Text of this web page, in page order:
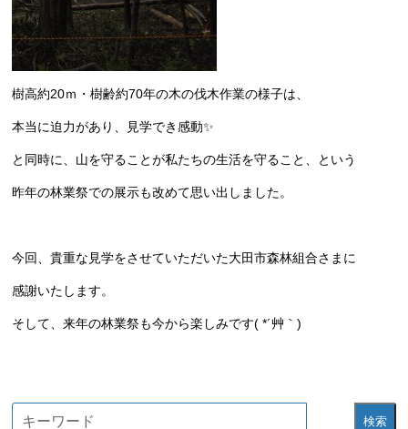
樹高約20ｍ・樹齢約70年の木の伐木作業の様子は、
本当に迫力があり、見学でき感動✨
と同時に、山を守ることが私たちの生活を守ること、という
昨年の林業祭での展示も改めて思い出しました。
今回、貴重な見学をさせていただいた大田市森林組合さまに
感謝いたします。
そして、来年の林業祭も今から楽しみです( *´艸｀)
検索